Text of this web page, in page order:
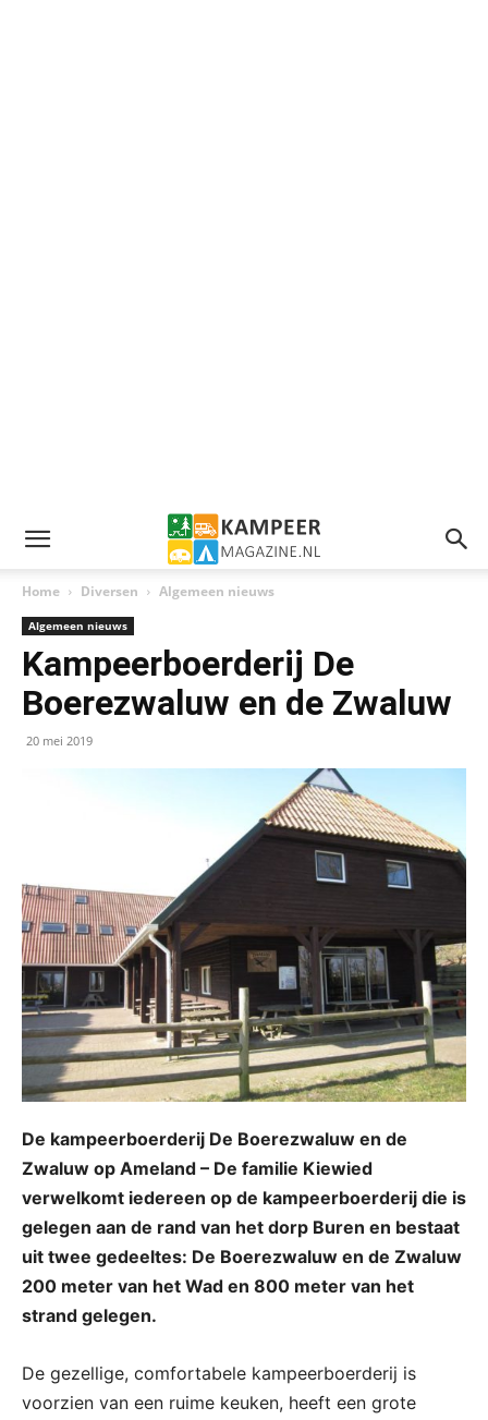
Home Diversen Algemeen nieuws
Algemeen nieuws
Kampeerboerderij De
Boerezwaluw en de Zwaluw
20 mei 2019
De kampeerboerderij De Boerezwaluw en de
Zwaluw op Ameland – De familie Kiewied
verwelkomt iedereen op de kampeerboerderij die is
gelegen aan de rand van het dorp Buren en bestaat
uit twee gedeeltes: De Boerezwaluw en de Zwaluw
200 meter van het Wad en 800 meter van het
strand gelegen.
De gezellige, comfortabele kampeerboerderij is
voorzien van een ruime keuken, heeft een grote